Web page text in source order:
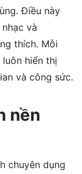
Điều này
và
thích. Mỗi
hiển thị
và công sức.
nền
chuyên dụng